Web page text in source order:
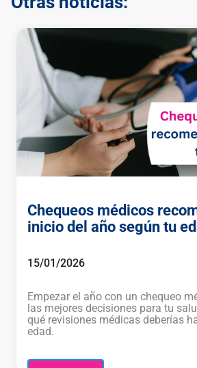
Chequeos médicos
inicio del año según tu
15/01/2026
Empezar el año con un chequeo
las mejores decisiones para tu
qué revisiones médicas deberías
edad.